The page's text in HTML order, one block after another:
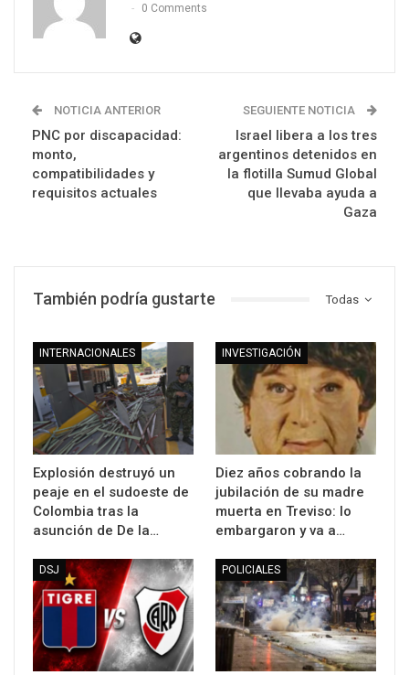
0 Comments
NOTICIA ANTERIOR
PNC por discapacidad:
monto,
compatibilidades y
requisitos actuales
SEGUIENTE NOTICIA
Israel libera a los tres
argentinos detenidos en
la flotilla Sumud Global
que llevaba ayuda a
Gaza
Todas
También podría gustarte
INTERNACIONALES
Explosión destruyó un
peaje en el sudoeste de
Colombia tras la
asunción de De la…
INVESTIGACIÓN
Diez años cobrando la
jubilación de su madre
muerta en Treviso: lo
embargaron y va a…
DSJ POLICIALES